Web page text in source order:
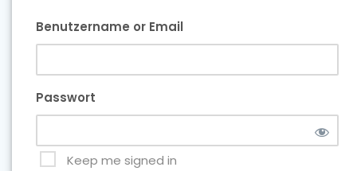
Benutzername or Email
Passwort
Keep me signed in